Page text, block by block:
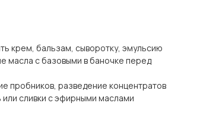
крем, бальзам, сыворотку, эмульсию
с базовыми в баночке перед
пробников, разведение концентратов
сливки с эфирными маслами